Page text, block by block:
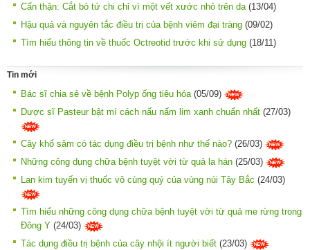
Cẩn thận: Cắt bỏ tứ chi chỉ vì một vết xước nhỏ trên da (13/04)
Hậu quả và nguyên tắc điều trị của bệnh viêm đại tràng (09/02)
Tìm hiểu thông tin về thuốc Octreotid trước khi sử dụng (18/11)
Tin mới
Bác sĩ chia sẻ về bệnh Polyp ống tiêu hóa(05/09)
Dược sĩ Pasteur bật mí cách nấu nấm lim xanh chuẩn nhất (27/03)
Cây khổ sâm có tác dụng điều trị bệnh như thế nào? (26/03)
Những công dụng chữa bệnh tuyệt vời từ quả la hán (25/03)
Lan kim tuyến vị thuốc vô cùng quý của vùng núi Tây Bắc (24/03)
Tìm hiểu những công dụng chữa bệnh tuyệt vời từ quả me rừng trong
Đông Y (24/03)
Tác dụng điều trị bệnh của cây nhội ít người biết (23/03)